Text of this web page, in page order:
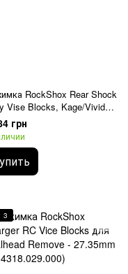
RockShox Rear Shock
Vise Blocks, Kage/Vivid
грн
3